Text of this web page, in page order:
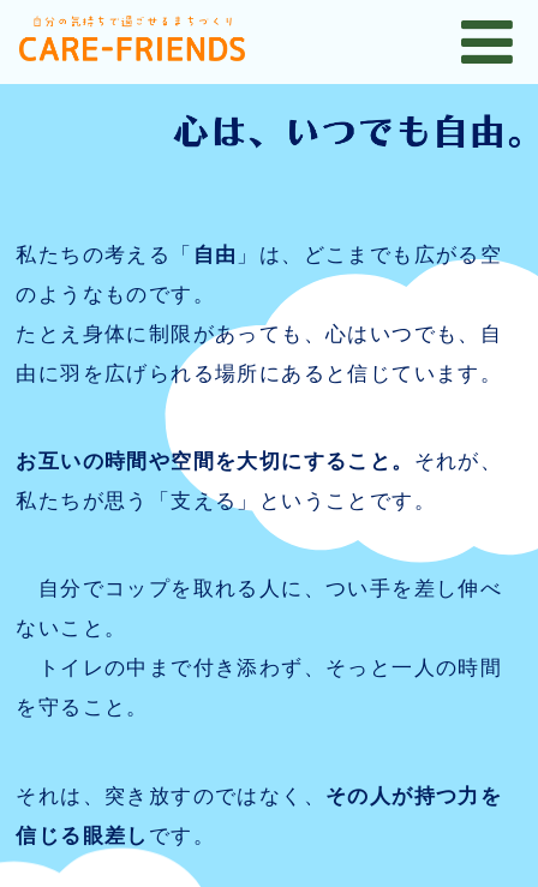
私たちの考える「 自由 」は、どこまでも広がる空
のようなものです。
たとえ身体に制限があっても、心はいつでも、自
由に羽を広げられる場所にあると信じています。
お互いの時間や空間を大切にすること。 それが、
私たちが思う「支える」ということです。
自分でコップを取れる人に、つい手を差し伸べ
ないこと。
トイレの中まで付き添わず、そっと一人の時間
を守ること。
それは、突き放すのではなく、 その人が持つ力を
信じる眼差し です。